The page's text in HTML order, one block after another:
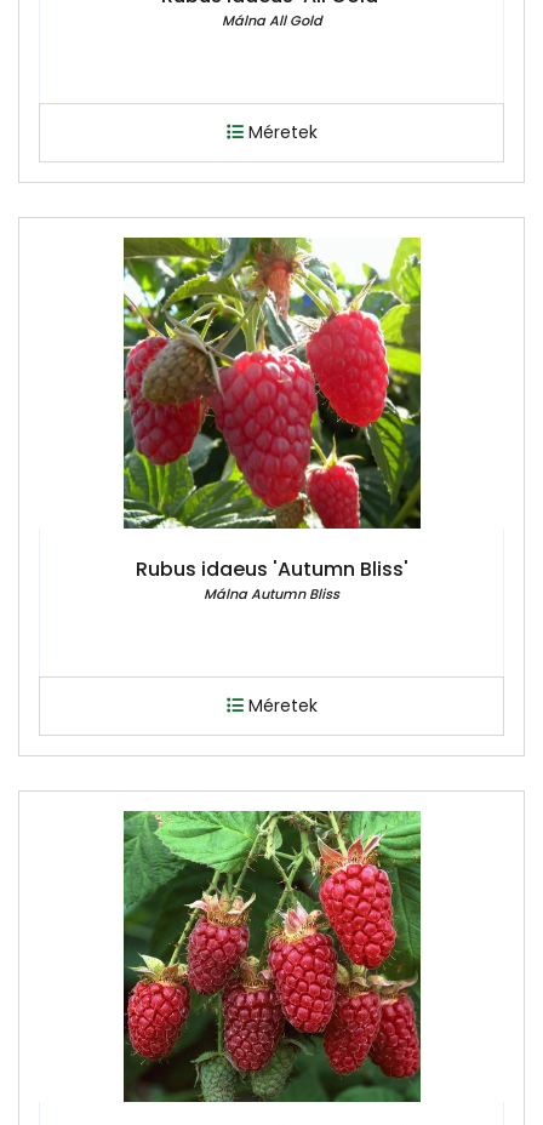
Málna All Gold
Méretek
Rubus idaeus 'Autumn Bliss'
Málna Autumn Bliss
Méretek